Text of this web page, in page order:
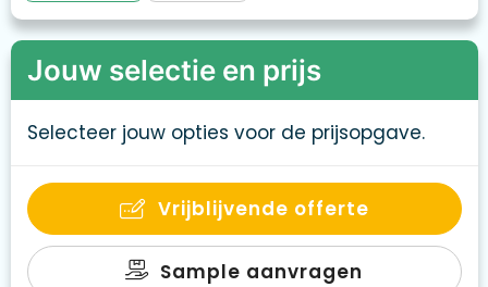
Jouw selectie en prijs
Selecteer jouw opties voor de prijsopgave.
Vrijblijvende offerte
Sample aanvragen